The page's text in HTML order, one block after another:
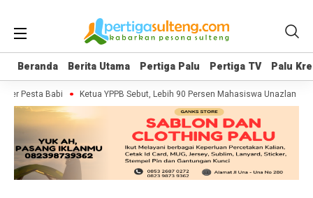
Beranda Berita Utama Pertiga Palu Pertiga TV Palu
Beranda Berita Utama Pertiga Palu Pertiga TV Palu
Pesta Babi Ketua YPPB Sebut, Lebih 90 Persen Mahasiswa Unazlam